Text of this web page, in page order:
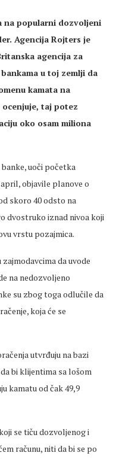
na popularni dozvoljeni
Agencija Rojters je
agencija za
u toj zemlji da
kamata na
taj potez
oko osam miliona
uoči početka
objavile planove o
skoro 40 odsto na
dvostruko iznad nivoa koji
vrstu pozajmica.
da uvode
na nedozvoljeno
su zbog toga odlučile da
koja će se
utvrđuju na bazi
bi klijentima sa lošom
kamatu od čak 49,9
se tiču dozvoljenog i
računu, niti da bi se po